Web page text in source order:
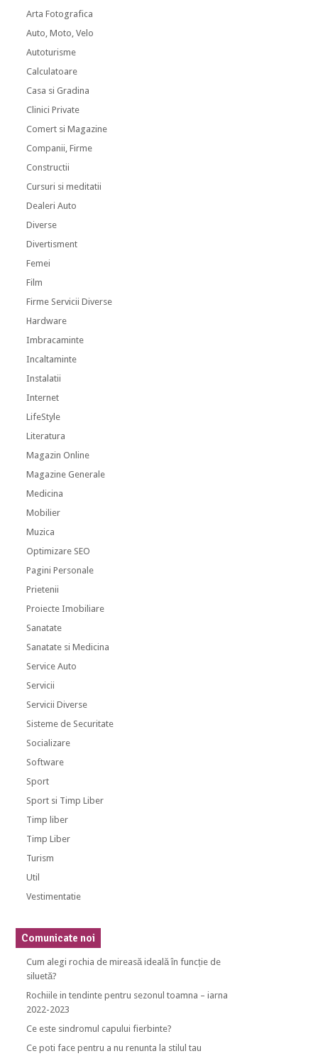
Arta Fotografica
Auto, Moto, Velo
Autoturisme
Calculatoare
Casa si Gradina
Clinici Private
Comert si Magazine
Companii, Firme
Constructii
Cursuri si meditatii
Dealeri Auto
Diverse
Divertisment
Femei
Film
Firme Servicii Diverse
Hardware
Imbracaminte
Incaltaminte
Instalatii
Internet
LifeStyle
Literatura
Magazin Online
Magazine Generale
Medicina
Mobilier
Muzica
Optimizare SEO
Pagini Personale
Prietenii
Proiecte Imobiliare
Sanatate
Sanatate si Medicina
Service Auto
Servicii
Servicii Diverse
Sisteme de Securitate
Socializare
Software
Sport
Sport si Timp Liber
Timp liber
Timp Liber
Turism
Util
Vestimentatie
Comunicate noi
Cum alegi rochia de mireasă ideală în funcție de
siluetă?
Rochiile in tendinte pentru sezonul toamna – iarna
2022-2023
Ce este sindromul capului fierbinte?
Ce poti face pentru a nu renunta la stilul tau